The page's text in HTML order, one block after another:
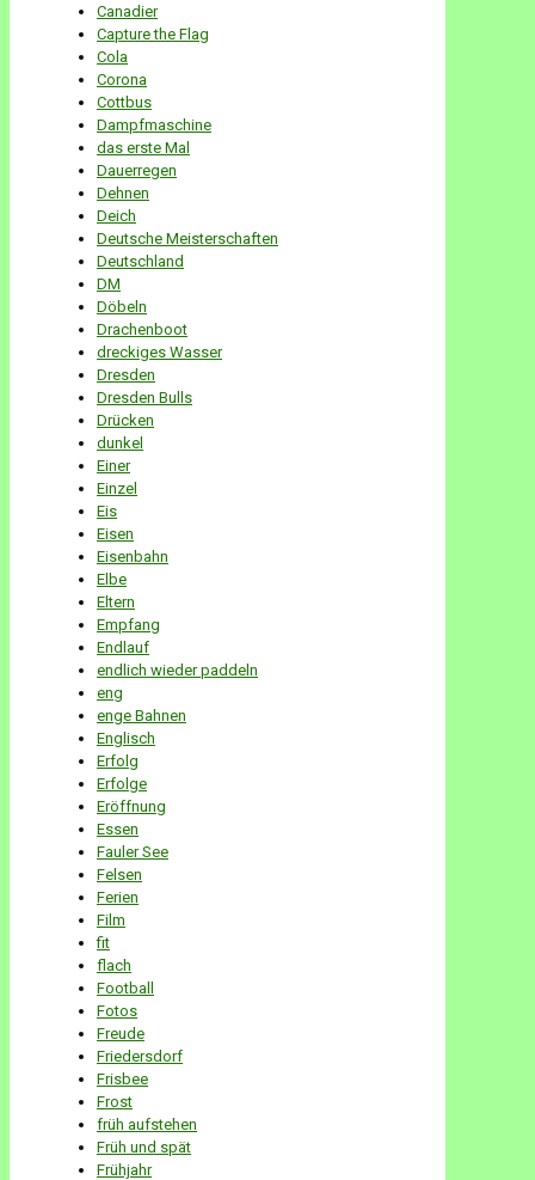
Canadier
Capture the Flag
Cola
Corona
Cottbus
Dampfmaschine
das erste Mal
Dauerregen
Dehnen
Deich
Deutsche Meisterschaften
Deutschland
DM
Döbeln
Drachenboot
dreckiges Wasser
Dresden
Dresden Bulls
Drücken
dunkel
Einer
Einzel
Eis
Eisen
Eisenbahn
Elbe
Eltern
Empfang
Endlauf
endlich wieder paddeln
eng
enge Bahnen
Englisch
Erfolg
Erfolge
Eröffnung
Essen
Fauler See
Felsen
Ferien
Film
fit
flach
Football
Fotos
Freude
Friedersdorf
Frisbee
Frost
früh aufstehen
Früh und spät
Frühjahr